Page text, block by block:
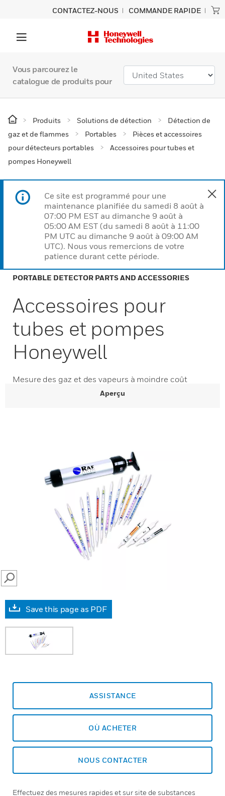
CONTACTEZ-NOUS COMMANDE RAPIDE
Vous parcourez le
catalogue de produits pour
Produits Solutions de détection
Détection de
gaz et de flammes
Portables
Pièces et accessoires
pour détecteurs portables
Accessoires pour tubes et
pompes Honeywell
Ce site est programmé pour une
maintenance planifiée du samedi 8 août à
07:00 PM EST au dimanche 9 août à
05:00 AM EST (du samedi 8 août à 11:00
PM UTC au dimanche 9 août à 09:00 AM
UTC). Nous vous remercions de votre
patience durant cette période.
PORTABLE DETECTOR PARTS AND ACCESSORIES
Accessoires pour
tubes et pompes
Honeywell
Mesure des gaz et des vapeurs à moindre coût
Aperçu
SEARCH
Save this page as PDF
ASSISTANCE
OÙ ACHETER
NOUS CONTACTER
Effectuez des mesures rapides et sur site de substances